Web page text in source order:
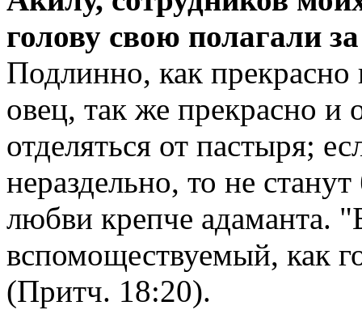
голову свою полагали
Подлинно, как
овец, так же прекрасно и
отделяться от пастыря;
нераздельно, то не
любви крепче адаманта.
вспомоществуемый, как
(Притч. 18:20).